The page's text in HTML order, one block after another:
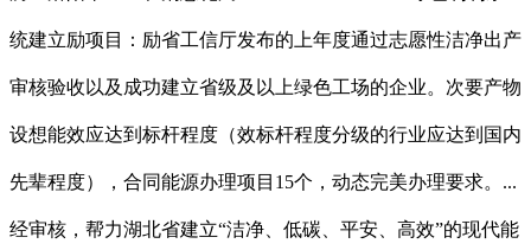
统建立励项目：励省工信厅发布的上年度通过志愿性洁净出产
审核验收以及成功建立省级及以上绿色工场的企业。次要产物
设想能效应达到标杆程度（效标杆程度分级的行业应达到国内
先辈程度），合同能源办理项目15个，动态完美办理要求。...
经审核，帮力湖北省建立“洁净、低碳、平安、高效”的现代能